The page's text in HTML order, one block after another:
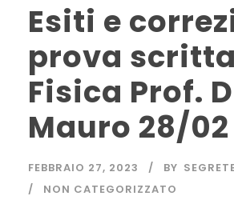
Esiti e
prova
Fisica Prof.
Mauro 28/02
FEBBRAIO 27, 2023 BY
NON CATEGORIZZATO